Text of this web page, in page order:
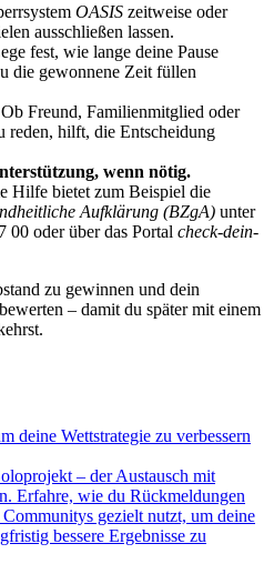
OASIS zeitweise oder
ausschließen lassen.
fest, wie lange deine Pause
die gewonnene Zeit füllen
Ob Freund, Familienmitglied oder
reden, hilft, die Entscheidung
wenn nötig.
Hilfe bietet zum Beispiel die
Aufklärung (BZgA) unter
00 oder über das Portal check-dein-
zu gewinnen und dein
– damit du später mit einem
deine Wettstrategie zu verbessern
– der Austausch mit
Erfahre, wie du Rückmeldungen
gezielt nutzt, um deine
bessere Ergebnisse zu